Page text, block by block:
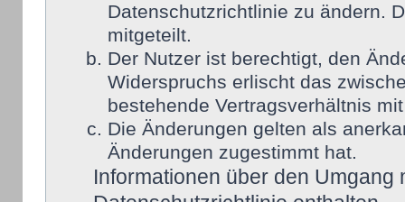
Datenschutzrichtlinie zu ändern.
mitgeteilt.
Der Nutzer ist berechtigt, den
Widerspruchs erlischt das
bestehende Vertragsverhältnis
Die Änderungen gelten als
Änderungen zugestimmt hat.
Informationen über den